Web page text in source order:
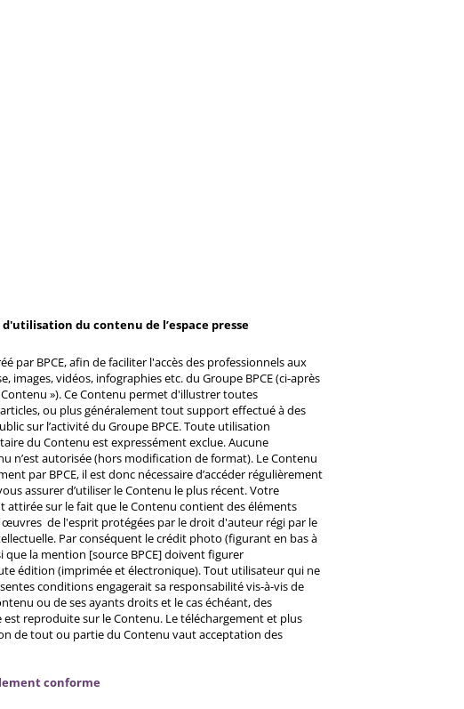
du contenu de l’espace presse
par BPCE, afin de faciliter l'accès des professionnels aux
images, vidéos, infographies etc. du Groupe BPCE (ci-après
»). Ce Contenu permet d'illustrer toutes
ou plus généralement tout support effectué à des
sur l’activité du Groupe BPCE. Toute utilisation
du Contenu est expressément exclue. Aucune
n’est autorisée (hors modification de format). Le Contenu
par BPCE, il est donc nécessaire d’accéder régulièrement
assurer d’utiliser le Contenu le plus récent. Votre
attirée sur le fait que le Contenu contient des éléments
œuvres de l'esprit protégées par le droit d'auteur régi par le
Par conséquent le crédit photo (figurant en bas à
la mention [source BPCE] doivent figurer
édition (imprimée et électronique). Tout utilisateur qui ne
conditions engagerait sa responsabilité vis-à-vis de
ou de ses ayants droits et le cas échéant, des
est reproduite sur le Contenu. Le téléchargement et plus
de tout ou partie du Contenu vaut acceptation des
conforme